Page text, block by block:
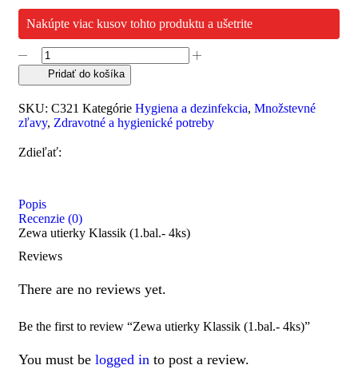
Nakúpte viac kusov tohto produktu a ušetrite
Pridať do košíka
SKU: C321 Kategórie Hygiena a dezinfekcia, Množstevné
zľavy, Zdravotné a hygienické potreby
Zdieľať:
Popis
Recenzie (0)
Zewa utierky Klassik (1.bal.- 4ks)
Reviews
There are no reviews yet.
Be the first to review “Zewa utierky Klassik (1.bal.- 4ks)”
You must be logged in to post a review.